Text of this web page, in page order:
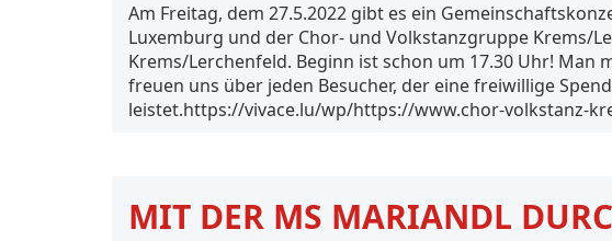
Am Freitag, dem 27.5.2022 gibt es ein
Luxemburg und der Chor- und Volkstanzgruppe Krems/
Krems/Lerchenfeld. Beginn ist schon um 17.30 Uhr! Man
freuen uns über jeden Besucher, der eine freiwillige
leistet.https://vivace.lu/wp/https://www.chor-volkstanz-
MIT DER MS MARIANDL